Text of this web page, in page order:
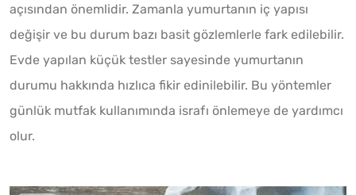
açısından önemlidir. Zamanla yumurtanın iç yapısı
değişir ve bu durum bazı basit gözlemlerle fark edilebilir.
Evde yapılan küçük testler sayesinde yumurtanın
durumu hakkında hızlıca fikir edinilebilir. Bu yöntemler
günlük mutfak kullanımında israfı önlemeye de yardımcı
olur.